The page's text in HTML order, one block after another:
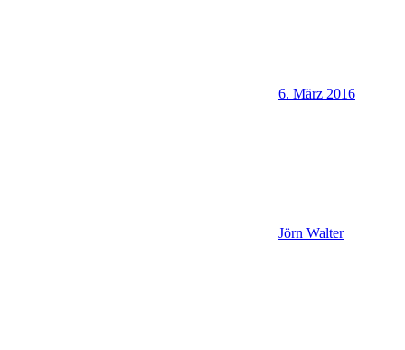
6. März 2016
Jörn Walter